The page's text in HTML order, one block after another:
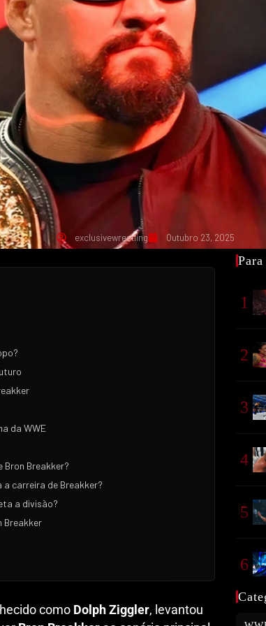
exclusivewrestling Outubro 23, 2025
da WWE
Bron Breakker?
carreira de Breakker?
a divisão?
Breakker
como Dolph Ziggler, levantou
1
2
3
4
5
6